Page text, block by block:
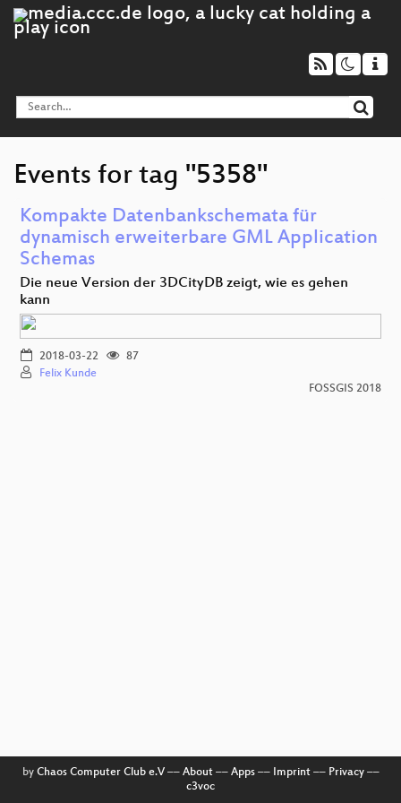
Events for tag "5358"
Kompakte Datenbankschemata für
dynamisch erweiterbare GML Application
Schemas
Die neue Version der 3DCityDB zeigt, wie es gehen
kann
2018-03-22
87
Felix Kunde
FOSSGIS 2018
by Chaos Computer Club e.V–– About–– Apps–– Imprint–– Privacy––
c3voc